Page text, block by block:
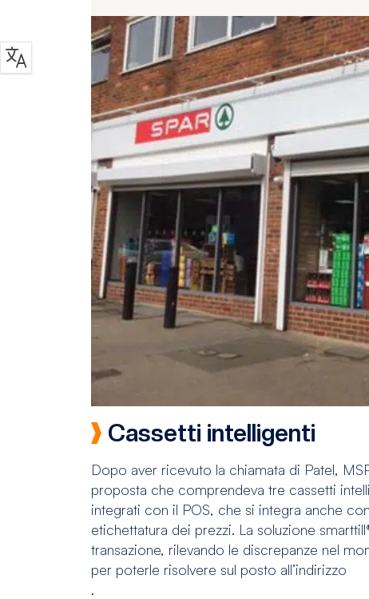
Cassetti intelligenti
Dopo aver ricevuto la chiamata di Patel,
proposta che comprendeva tre cassetti
integrati con il POS, che si integra anche
etichettatura dei prezzi. La soluzione
transazione, rilevando le discrepanze nel
per poterle risolvere sul posto all’indirizzo
.